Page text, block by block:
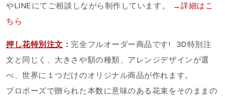
やLINEにてご相談しながら制作しています。
→詳細はこ
ちら
押し花特別注文 ： 完全フルオーダー商品です! 3D特別注
文と同じく、大きさや額の種類、アレンジデザインが選
べ、世界に１つだけのオリジナル商品が作れます。
プロポーズで贈られた本数に意味のある花束をそのままの